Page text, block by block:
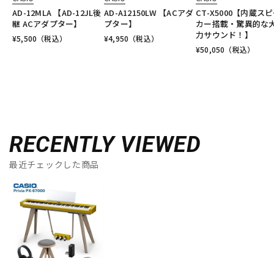
AD-12MLA 【AD-12JL後
継 ACアダプター】
¥5,500 （税込）
AD-A12150LW 【ACアダ
プター】
¥4,950 （税込）
CT-X5000【内蔵ス
カー搭載・驚異的な
力サウンド！】
¥50,050 （税込）
RECENTLY VIEWED
最近チェックした商品